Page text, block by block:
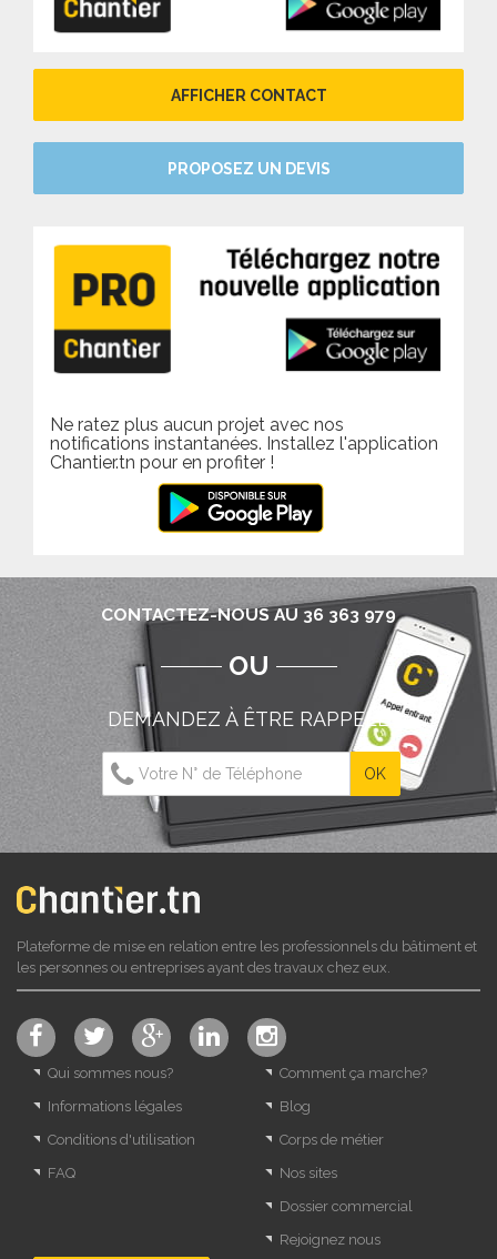
AFFICHER CONTACT
PROPOSEZ UN DEVIS
Ne ratez plus aucun projet avec nos
notifications instantanées. Installez l'application
Chantier.tn pour en profiter !
CONTACTEZ-NOUS AU 36 363 979
OU
DEMANDEZ À ÊTRE RAPPELÉ
Plateforme de mise en relation entre les professionnels du bâtiment et
les personnes ou entreprises ayant des travaux chez eux.
Qui sommes nous?
Informations légales
Conditions d'utilisation
FAQ
Comment ça marche?
Blog
Corps de métier
Nos sites
Dossier commercial
Rejoignez nous